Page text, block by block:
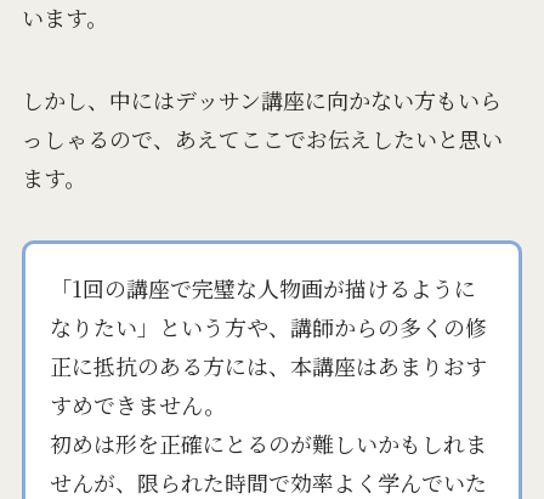
います。
しかし、中にはデッサン講座に向かない方もいら
っしゃるので、あえてここでお伝えしたいと思い
ます。
「1回の講座で完璧な人物画が描けるように
なりたい」という方や、講師からの多くの修
正に抵抗のある方には、本講座はあまりおす
すめできません。
初めは形を正確にとるのが難しいかもしれま
せんが、限られた時間で効率よく学んでいた